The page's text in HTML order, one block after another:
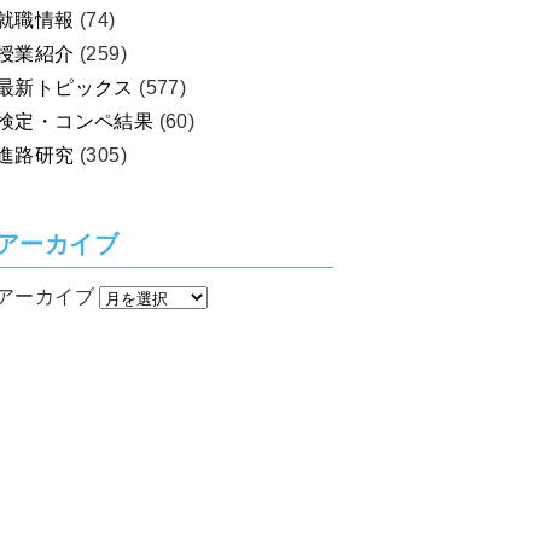
職情報 (74)
業紹介 (259)
新トピックス (577)
定・コンペ結果 (60)
路研究 (305)
ーカイブ
ーカイブ